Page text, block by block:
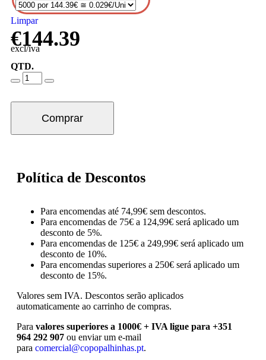
Limpar
€144.39
excl/iva
QTD.
Comprar
Política de Descontos
Para encomendas até 74,99€ sem descontos.
Para encomendas de 75€ a 124,99€ será aplicado um
desconto de 5%.
Para encomendas de 125€ a 249,99€ será aplicado um
desconto de 10%.
Para encomendas superiores a 250€ será aplicado um
desconto de 15%.
Valores sem IVA. Descontos serão aplicados
automaticamente ao carrinho de compras.
Para valores superiores a 1000€ + IVA ligue para +351
964 292 907 ou enviar um e-mail
para comercial@copopalhinhas.pt.